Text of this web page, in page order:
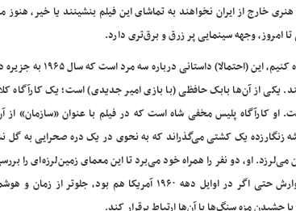
خارج از ایران نخواهند به تماشای این فیلم بنشینند یا خیر،
امروز، وجهه سینمایی‌ پر زرق و برق‌تری دارد.
اگر بخواهیم به مرکز
یکی از آن‌ها بابک حافظی (با بازی امیر جدیدی) است؛ یک کارآگاه
او کارآگاه پلیس مخفی شاه است که در فیلم با عنوان «سازمان»
زنگارزده یک کشتی می‌گذراند که به نحوی در یک دره صحرایی به
او، دو نفر را همراه خود می‌برد تا این معمای زمین‌لرزه‌ای را
است که موها و لباس هیپی‌و‌ارش حتی اگر در اوایل دهه